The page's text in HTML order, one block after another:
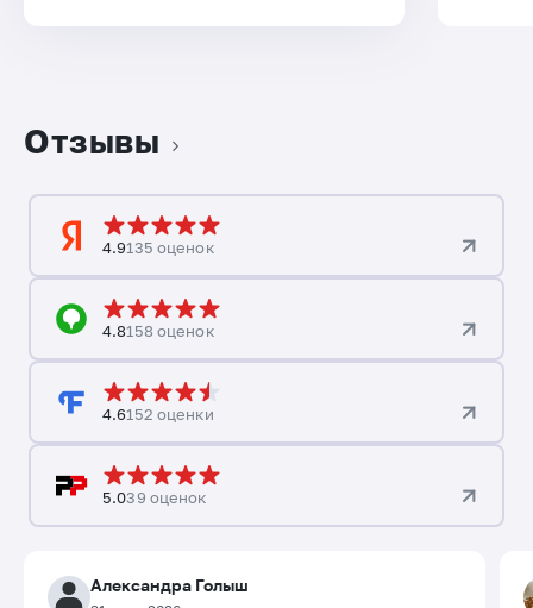
Отзывы
4.9135 оценок
4.8158 оценок
4.6152 оценки
5.039 оценок
Александра Голыш